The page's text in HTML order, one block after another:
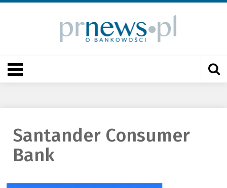
Santander Consumer
Bank
a